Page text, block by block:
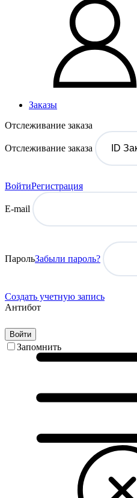
Заказы
Отслеживание заказа
Отслеживание заказа
ВойтиРегистрация
E-mail
ПарольЗабыли пароль?
Создать учетную запись
Антибот
Войти
Запомнить